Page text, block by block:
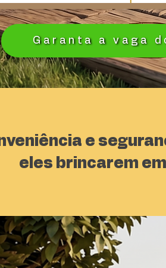
Garanta a vaga
e
eles brincarem